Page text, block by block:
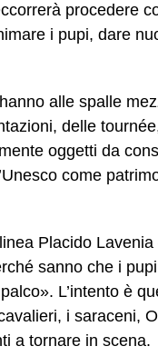
procedere
i pupi, dare
alle spalle
delle
oggetti da
come
Placido Lavenia
sanno che i
L’intento è
i saraceni,
a tornare in scena.